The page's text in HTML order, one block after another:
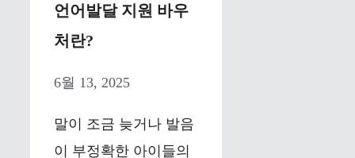
언어발달 지원 바우
처란?
6월 13, 2025
말이 조금 늦거나 발음
이 부정확한 아이들의